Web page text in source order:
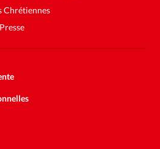
Chrétiennes